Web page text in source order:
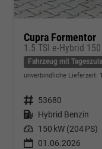
Cupra Formentor
Fahrzeug mit
unverbindliche Lieferzeit:
Fahrzeugnr. 53680
Kraftstoff Hybrid Benzin
Leistung 150 kW (204 PS)
01.06.2026